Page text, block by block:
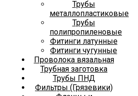
Трубы
металлопластиковые
Трубы
полипропиленовые
Фитинги латунные
Фитинги чугунные
Проволока вязальная
Трубная заготовка
Трубы ПНД
Фильтры (Грязевики)